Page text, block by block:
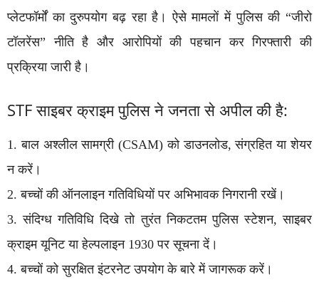
प्लेटफॉर्मों का दुरुपयोग बढ़ रहा है। ऐसे मामलों में पुलिस की “जीरो
टॉलरेंस” नीति है और आरोपियों की पहचान कर गिरफ्तारी की
प्रक्रिया जारी है।
STF साइबर क्राइम पुलिस ने जनता से अपील की है:
1. बाल अश्लील सामग्री (CSAM) को डाउनलोड, संग्रहित या शेयर
न करें।
2. बच्चों की ऑनलाइन गतिविधियों पर अभिभावक निगरानी रखें।
3. संदिग्ध गतिविधि दिखे तो तुरंत निकटतम पुलिस स्टेशन, साइबर
क्राइम यूनिट या हेल्पलाइन 1930 पर सूचना दें।
4. बच्चों को सुरक्षित इंटरनेट उपयोग के बारे में जागरूक करें।